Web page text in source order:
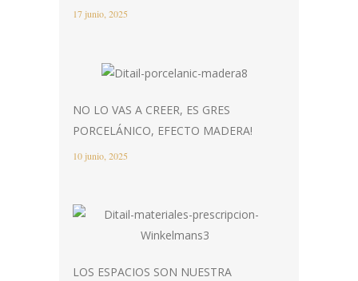
17 junio, 2025
NO LO VAS A CREER, ES GRES
PORCELÁNICO, EFECTO MADERA!
10 junio, 2025
LOS ESPACIOS SON NUESTRA